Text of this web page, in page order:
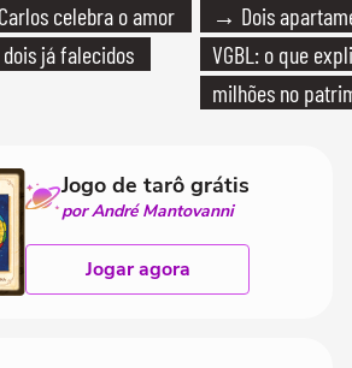
celebra o amor
já falecidos
→ Dois
VGBL: o que
milhões no
Jogo de tarô grátis
por André Mantovanni
Jogar agora